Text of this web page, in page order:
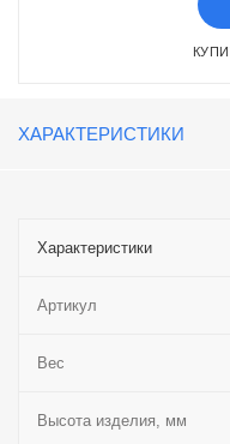
ХАРАКТЕРИСТИКИ
Характеристики
Артикул
Вес
Высота изделия, мм